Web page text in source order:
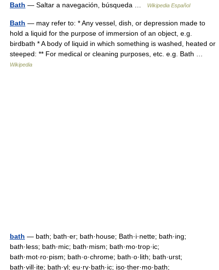
Bath — Saltar a navegación, búsqueda … Wikipedia Español
Bath — may refer to: * Any vessel, dish, or depression made to
hold a liquid for the purpose of immersion of an object, e.g.
birdbath * A body of liquid in which something is washed, heated or
steeped: ** For medical or cleaning purposes, etc. e.g. Bath …
Wikipedia
bath — bath; bath·er; bath·house; Bath·i·nette; bath·ing;
bath·less; bath·mic; bath·mism; bath·mo·trop·ic;
bath·mot·ro·pism; bath·o·chrome; bath·o·lith; bath·urst;
bath·vill·ite; bath·yl; eu·ry·bath·ic; iso·ther·mo·bath;